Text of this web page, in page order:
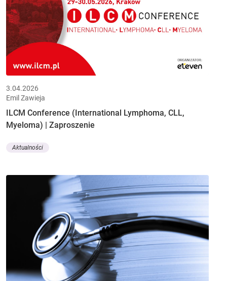
3.04.2026
Emil Zawieja
ILCM Conference (International Lymphoma, CLL,
Myeloma) | Zaproszenie
Aktualności